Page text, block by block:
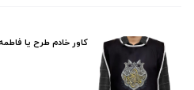
کاور خادم طرح یا فاطمه